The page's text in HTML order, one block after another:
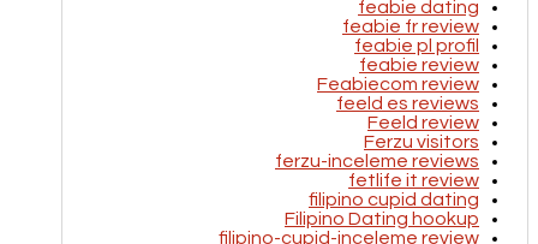
feabie dating
feabie fr review
feabie pl profil
feabie review
Feabiecom review
feeld es reviews
Feeld review
Ferzu visitors
ferzu-inceleme reviews
fetlife it review
filipino cupid dating
Filipino Dating hookup
filipino-cupid-inceleme review